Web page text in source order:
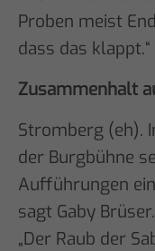
Proben meist
dass das klappt.“
Zusammenhalt
Stromberg (eh).
der Burgbühne
Aufführungen
sagt Gaby
„Der Raub der